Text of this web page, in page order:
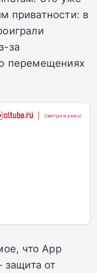
приватности: в
за
перемещениях
что App
от